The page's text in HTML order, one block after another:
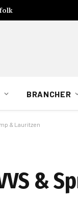
BRANCHER
& Lauritzen
VVS